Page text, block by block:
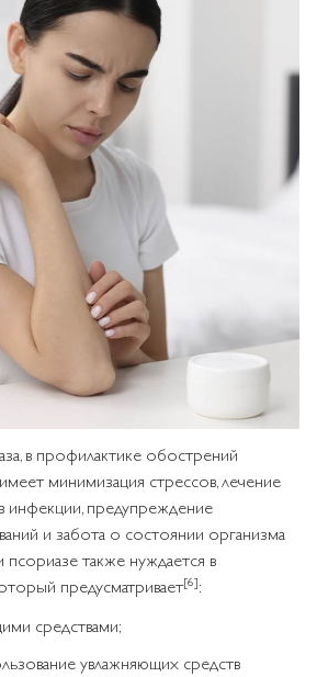
в профилактике обострений
минимизация стрессов, лечение
инфекции, предупреждение
и забота о состоянии организма
псориазе также нуждается в
предусматривает[6]:
средствами;
увлажняющих средств